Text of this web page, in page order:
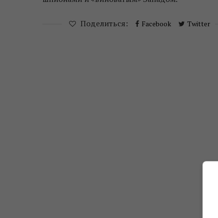
Поделиться: Facebook Twitter